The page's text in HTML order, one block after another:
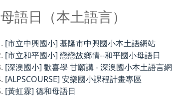
母語日（本土語言）
[市立中興國小] 基隆市中興國小本土語網站
[市立和平國小] 戀戀故鄉情--和平國小母語日
[深澳國小] 歡喜學 甘願講 - 深澳國小本土語言網
[ALPSCOURSE] 安樂國小課程計畫專區
[黃虹霖] 德和母語日